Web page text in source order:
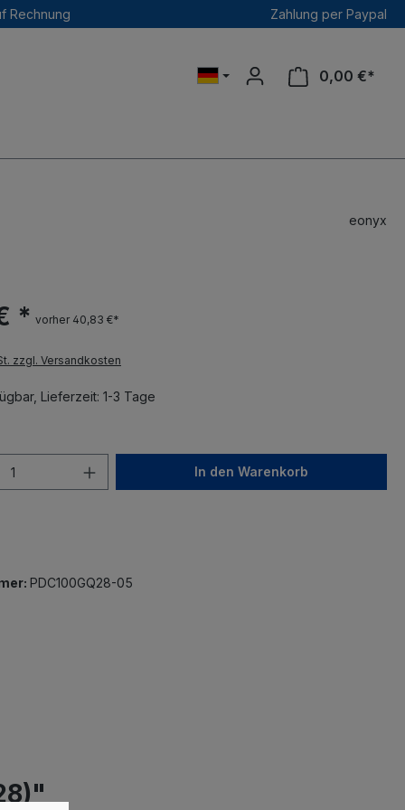
Rechnung Zahlung per Paypal
0,00 €*
eonyx
* vorher 40,83 €*
zzgl. Versandkosten
Lieferzeit: 1-3 Tage
In den Warenkorb
PDC100GQ28-05